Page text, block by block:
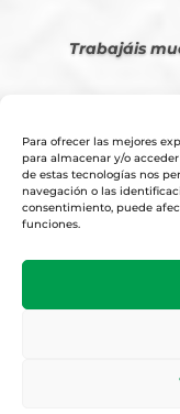
Para ofrecer las mejores
para almacenar y/o
de estas tecnologías nos
navegación o las
consentimiento, puede
funciones.
Trabajáis
Diseño y